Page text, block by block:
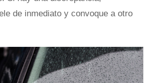
de inmediato y convoque a otro